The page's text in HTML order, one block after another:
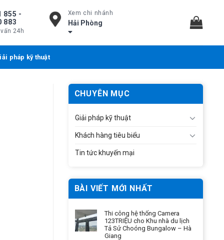
855 -
883
24h
Xem chi nhánh
Hải Phòng
pháp kỹ thuật
CHUYÊN MỤC
Giải pháp kỹ thuật
Khách hàng tiêu biểu
Tin tức khuyến mại
BÀI VIẾT MỚI NHẤT
Thi công hệ thống Camera
123TRIỆU cho Khu nhà du lịch
Tả Sử Choóng Bungalow – Hà
Giang